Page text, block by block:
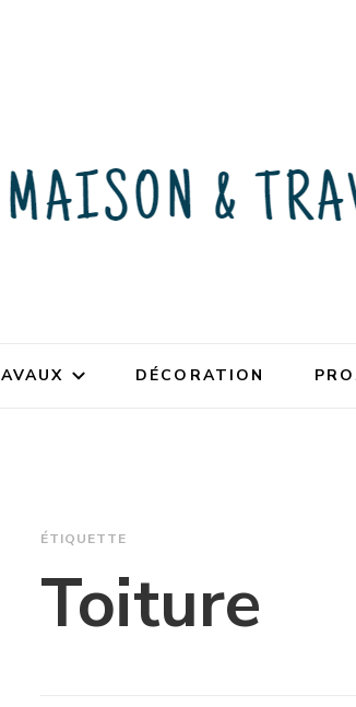
DÉCORATION
ÉTIQUETTE
Toiture